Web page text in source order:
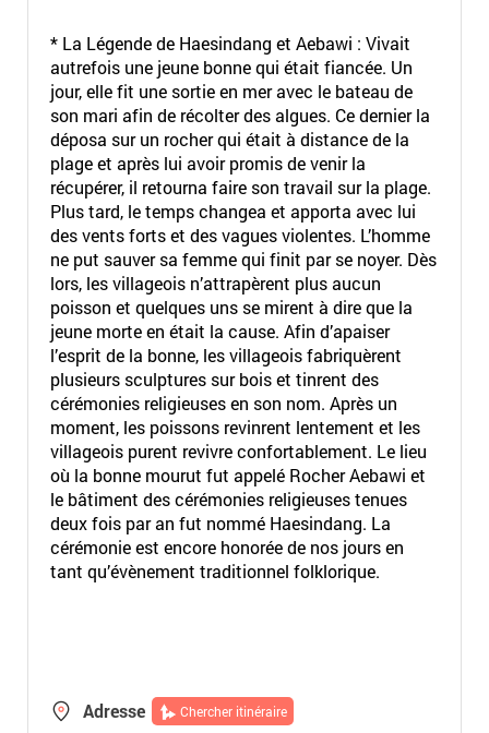
* La Légende de Haesindang et Aebawi : Vivait
autrefois une jeune bonne qui était fiancée. Un
jour, elle fit une sortie en mer avec le bateau de
son mari afin de récolter des algues. Ce dernier la
déposa sur un rocher qui était à distance de la
plage et après lui avoir promis de venir la
récupérer, il retourna faire son travail sur la plage.
Plus tard, le temps changea et apporta avec lui
des vents forts et des vagues violentes. L’homme
ne put sauver sa femme qui finit par se noyer. Dès
lors, les villageois n’attrapèrent plus aucun
poisson et quelques uns se mirent à dire que la
jeune morte en était la cause. Afin d’apaiser
l’esprit de la bonne, les villageois fabriquèrent
plusieurs sculptures sur bois et tinrent des
cérémonies religieuses en son nom. Après un
moment, les poissons revinrent lentement et les
villageois purent revivre confortablement. Le lieu
où la bonne mourut fut appelé Rocher Aebawi et
le bâtiment des cérémonies religieuses tenues
deux fois par an fut nommé Haesindang. La
cérémonie est encore honorée de nos jours en
tant qu’évènement traditionnel folklorique.
Adresse Chercher itinéraire